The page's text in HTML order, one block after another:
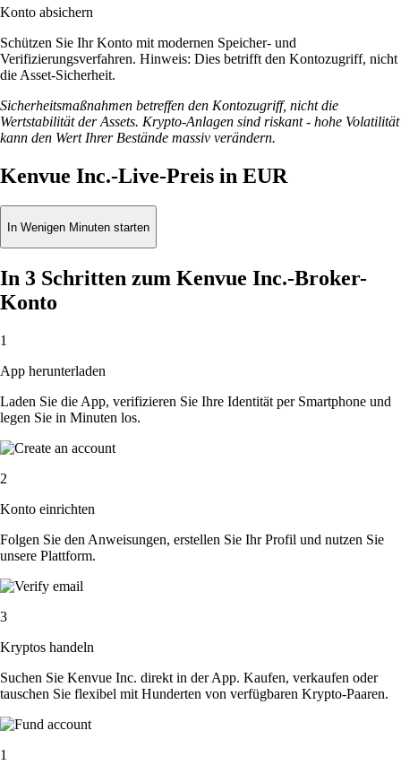
Konto absichern
Schützen Sie Ihr Konto mit modernen Speicher- und
Verifizierungsverfahren. Hinweis: Dies betrifft den Kontozugriff, nicht
die Asset-Sicherheit.
Sicherheitsmaßnahmen betreffen den Kontozugriff, nicht die
Wertstabilität der Assets. Krypto-Anlagen sind riskant - hohe Volatilität
kann den Wert Ihrer Bestände massiv verändern.
Kenvue Inc.-Live-Preis in EUR
In Wenigen Minuten starten
In 3 Schritten zum Kenvue Inc.-Broker-
Konto
1
App herunterladen
Laden Sie die App, verifizieren Sie Ihre Identität per Smartphone und
legen Sie in Minuten los.
2
Konto einrichten
Folgen Sie den Anweisungen, erstellen Sie Ihr Profil und nutzen Sie
unsere Plattform.
3
Kryptos handeln
Suchen Sie Kenvue Inc. direkt in der App. Kaufen, verkaufen oder
tauschen Sie flexibel mit Hunderten von verfügbaren Krypto-Paaren.
1